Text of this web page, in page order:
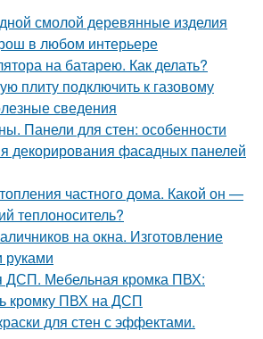
смолой деревянные изделия
в любом интерьере
на батарею. Как делать?
плиту подключить к газовому
сведения
Панели для стен: особенности
декорирования фасадных панелей
частного дома. Какой он —
теплоноситель?
на окна. Изготовление
руками
ДСП. Мебельная кромка ПВХ:
кромку ПВХ на ДСП
для стен с эффектами.